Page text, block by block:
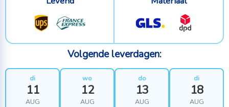
Volgende leverdagen:
di
11
AUG
wo
12
AUG
do
13
AUG
di
18
AUG